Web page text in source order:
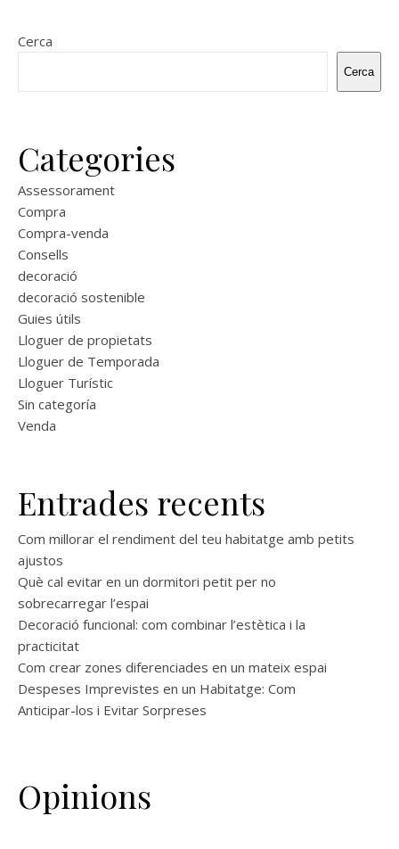
Cerca
Cerca
Categories
Assessorament
Compra
Compra-venda
Consells
decoració
decoració sostenible
Guies útils
Lloguer de propietats
Lloguer de Temporada
Lloguer Turístic
Sin categoría
Venda
Entrades recents
Com millorar el rendiment del teu habitatge amb petits
ajustos
Què cal evitar en un dormitori petit per no
sobrecarregar l’espai
Decoració funcional: com combinar l’estètica i la
practicitat
Com crear zones diferenciades en un mateix espai
Despeses Imprevistes en un Habitatge: Com
Anticipar-los i Evitar Sorpreses
Opinions